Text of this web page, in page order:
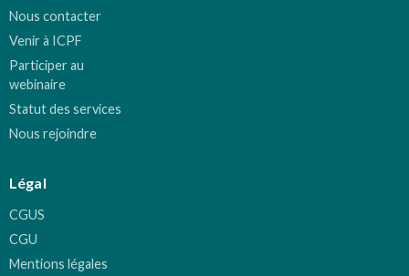
Nous contacter
Venir à ICPF
Participer au
webinaire
Statut des services
Nous rejoindre
Légal
CGUS
CGU
Mentions légales